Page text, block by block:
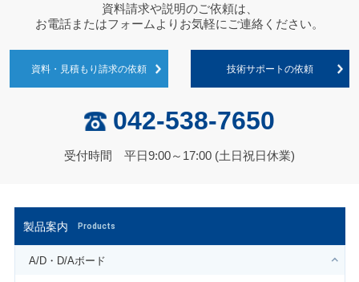
製品案内 Products
A/D・D/Aボード
資料請求や説明のご依頼は、
お電話またはフォームよりお気軽にご連絡ください。
資料・見積もり請求の依頼 技術サポートの依頼
042-538-7650
受付時間 平日9:00～17:00 (土日祝日休業)